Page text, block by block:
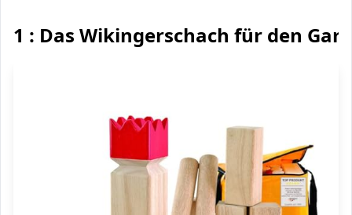
1 : Das Wikingerschach für den